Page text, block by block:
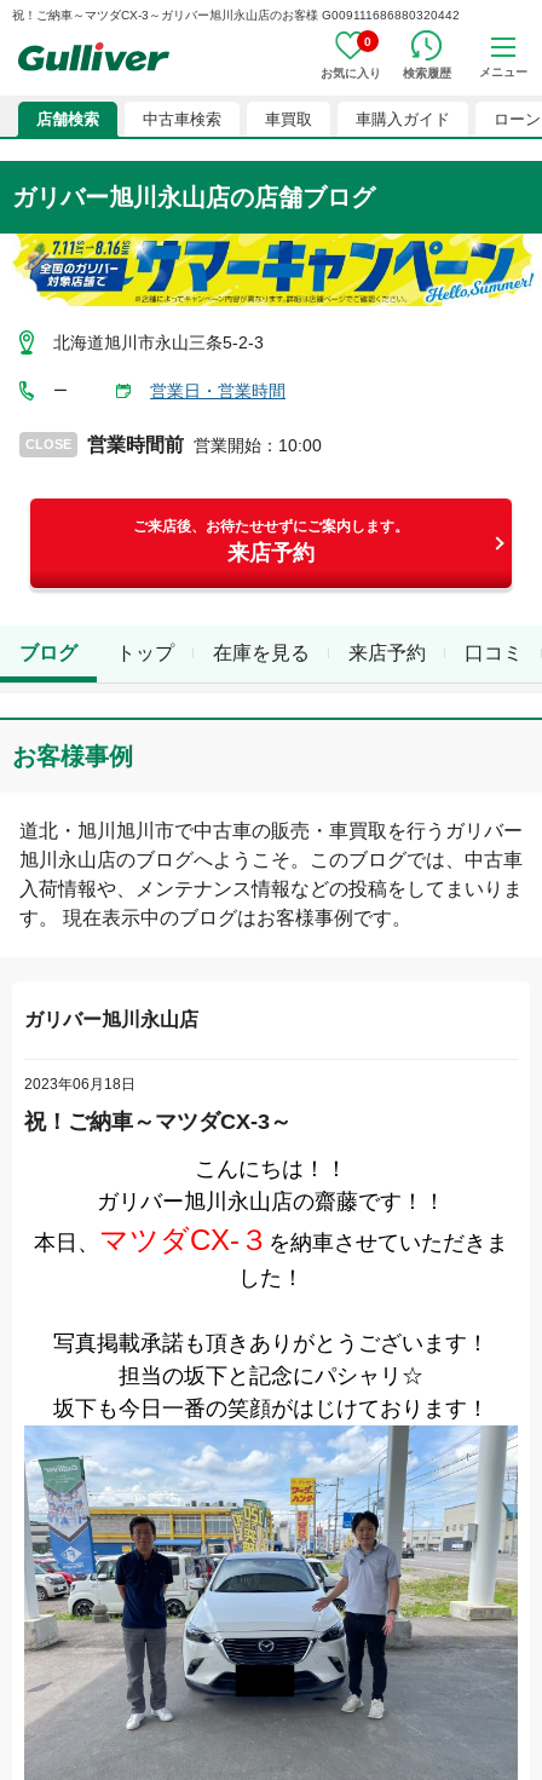
祝！ご納車～マツダCX-3～ガリバー旭川永山店のお客様 G009111686880320442
0
お気に入り 検索履歴 メニュー
店舗検索 中古車検索 車買取 車購入ガイド ローン
ガリバー旭川永山店の店舗ブログ
北海道旭川市永山三条5-2-3
ー 営業日・営業時間
CLOSE 営業時間前 営業開始 ： 10:00
ご来店後、お待たせせずにご案内します。
来店予約
トップ 在庫を見る 来店予約 口コミ
ブログ
お客様事例
道北・旭川 旭川市で中古車の販売・車買取を行う ガリバー
旭川永山店のブログへようこそ。このブログでは、中古車
入荷情報や、メンテナンス情報などの投稿をしてまいりま
す。 現在表示中のブログはお客様事例 です。
ガリバー旭川永山店
2023年06月18日
祝！ご納車～マツダCX-3～
こんにちは！！
ガリバー旭川永山店の齋藤です！！
本日、 マツダCX-３ を納車させていただきま
した！
写真掲載承諾も頂きありがとうございます！
担当の坂下と記念にパシャリ☆
坂下も今日一番の笑顔がはじけております！